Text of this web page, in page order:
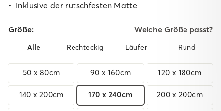
Inklusive der rutschfesten Matte
Größe: Welche Größe passt?
Alle Rechteckig Läufer Rund
50 x 80cm 90 x 160cm 120 x 180cm
140 x 200cm 170 x 240cm 200 x 200cm